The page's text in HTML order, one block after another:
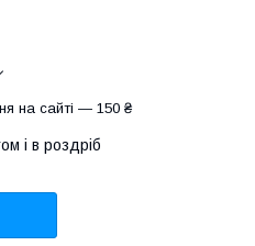
на сайті — 150 ₴
і в роздріб